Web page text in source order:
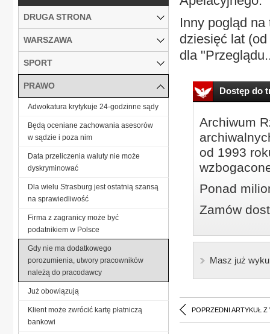
Inny pogląd na
dziesięć lat
dla
Dostęp do
Archiwum
od 1993
Ponad
Zamów
Masz już
POPRZEDNI ARTYKUŁ Z
DRUGA STRONA
WARSZAWA
SPORT
PRAWO
Adwokatura krytykuje 24-godzinne sądy
Będą oceniane zachowania asesorów
w sądzie i poza nim
Data przeliczenia waluty nie może
dyskryminować
Dla wielu Strasburg jest ostatnią szansą
na sprawiedliwość
Firma z zagranicy może być
podatnikiem w Polsce
Gdy nie ma dodatkowego
porozumienia, utwory pracowników
należą do pracodawcy
Już obowiązują
Klient może zwrócić kartę płatniczą
bankowi